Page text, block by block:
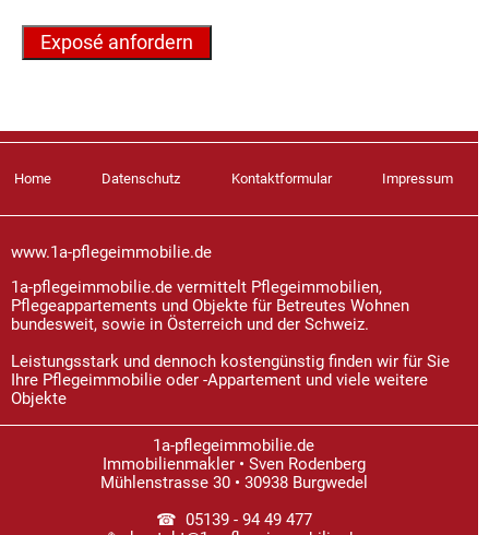
Home Datenschutz Kontaktformular Impressum
www.1a-pflegeimmobilie.de
1a-pflegeimmobilie.de vermittelt Pflegeimmobilien,
Pflegeappartements und Objekte für Betreutes Wohnen
bundesweit, sowie in Österreich und der Schweiz.
Leistungsstark und dennoch kostengünstig finden wir für Sie
Ihre Pflegeimmobilie oder -Appartement und viele weitere
Objekte
1a-pflegeimmobilie.de
Immobilienmakler • Sven Rodenberg
Mühlenstrasse 30 • 30938 Burgwedel
☎ 05139 - 94 49 477